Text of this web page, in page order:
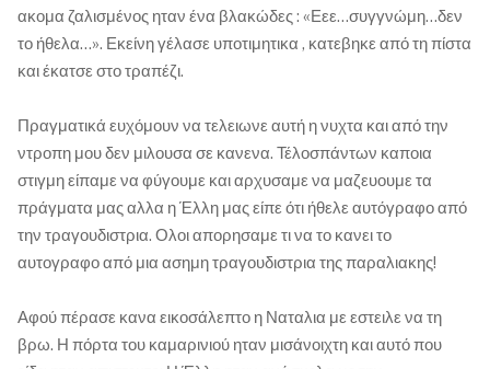
ακομα ζαλισμένος ηταν ένα βλακώδες : «Εεε…συγγνώμη…δεν
το ήθελα…». Εκείνη γέλασε υποτιμητικα , κατεβηκε από τη πίστα
και έκατσε στο τραπέζι.
Πραγματικά ευχόμουν να τελειωνε αυτή η νυχτα και από την
ντροπη μου δεν μιλουσα σε κανενα. Τέλοσπάντων καποια
στιγμη είπαμε να φύγουμε και αρχυσαμε να μαζευουμε τα
πράγματα μας αλλα η Έλλη μας είπε ότι ήθελε αυτόγραφο από
την τραγουδιστρια. Ολοι απορησαμε τι να το κανει το
αυτογραφο από μια ασημη τραγουδιστρια της παραλιακης!
Αφού πέρασε κανα εικοσάλεπτο η Ναταλια με εστειλε να τη
βρω. Η πόρτα του καμαρινιού ηταν μισάνοιχτη και αυτό που